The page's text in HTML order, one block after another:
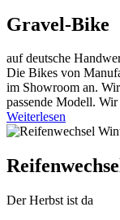
Gravel-Bike
auf deutsche
Die Bikes von
im Showroom an.
passende Modell.
Weiterlesen
Der Herbst ist da